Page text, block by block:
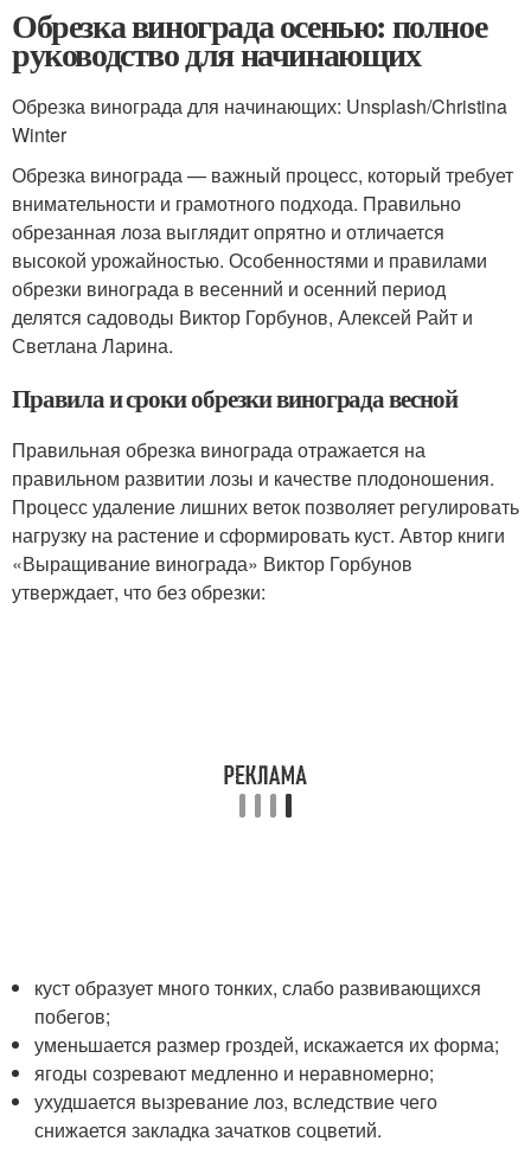
Обрезка винограда осенью: полное
руководство для начинающих
Обрезка винограда для начинающих: Unsplash/Christina
Winter
Обрезка винограда — важный процесс, который требует
внимательности и грамотного подхода. Правильно
обрезанная лоза выглядит опрятно и отличается
высокой урожайностью. Особенностями и правилами
обрезки винограда в весенний и осенний период
делятся садоводы Виктор Горбунов, Алексей Райт и
Светлана Ларина.
Правила и сроки обрезки винограда весной
Правильная обрезка винограда отражается на
правильном развитии лозы и качестве плодоношения.
Процесс удаление лишних веток позволяет регулировать
нагрузку на растение и сформировать куст. Автор книги
«Выращивание винограда» Виктор Горбунов
утверждает, что без обрезки:
куст образует много тонких, слабо развивающихся
побегов;
уменьшается размер гроздей, искажается их форма;
ягоды созревают медленно и неравномерно;
ухудшается вызревание лоз, вследствие чего
снижается закладка зачатков соцветий.